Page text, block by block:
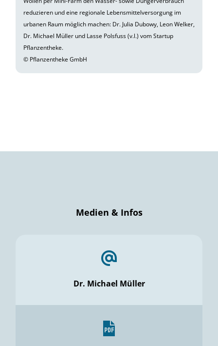
reduzieren und eine regionale Lebensmittelversorgung im
urbanen Raum möglich machen: Dr. Julia Dubowy, Leon Welker,
Dr. Michael Müller und Lasse Polsfuss (v.l.) vom Startup
Pflanzentheke.
© Pflanzentheke GmbH
Medien & Infos
Dr. Michael Müller